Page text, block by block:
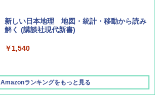
AIRLINE（エアライン）2026年9月号【特
集】ボーイング110周年を祝して！
￥1,760
新しい日本地理 地図・統計・移動から読み
解く (講談社現代新書)
￥1,540
Amazonランキングをもっと見る